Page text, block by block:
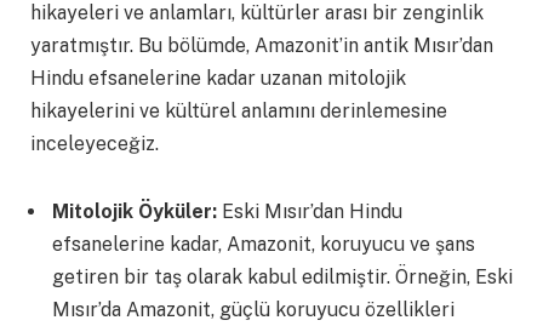
hikayeleri ve anlamları, kültürler arası bir zenginlik
yaratmıştır. Bu bölümde, Amazonit’in antik Mısır’dan
Hindu efsanelerine kadar uzanan mitolojik
hikayelerini ve kültürel anlamını derinlemesine
inceleyeceğiz.
Mitolojik Öyküler: Eski Mısır’dan Hindu
efsanelerine kadar, Amazonit, koruyucu ve şans
getiren bir taş olarak kabul edilmiştir. Örneğin, Eski
Mısır’da Amazonit, güçlü koruyucu özellikleri